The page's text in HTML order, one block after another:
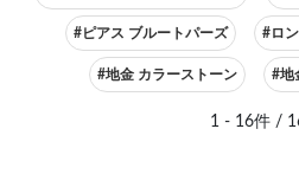
#ピアス ブルートパーズ #ロ
#地金 カラーストーン #地
1 - 16件 /